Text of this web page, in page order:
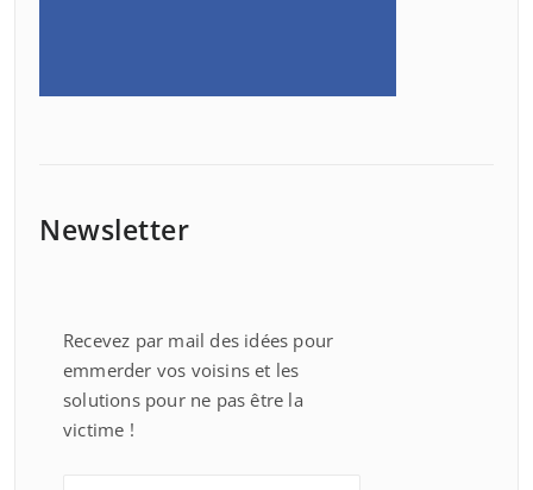
Newsletter
Recevez par mail des idées pour
emmerder vos voisins et les
solutions pour ne pas être la
victime !